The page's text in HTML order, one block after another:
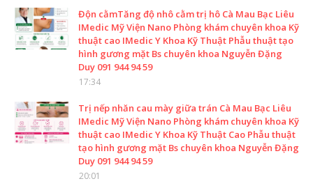
Độn cằmTăng độ nhô cằm trị hô Cà Mau Bạc Liêu
IMedic Mỹ Viện Nano Phòng khám chuyên khoa Kỹ
thuật cao IMedic Y Khoa Kỹ Thuật Phẫu thuật tạo
hình gương mặt Bs chuyên khoa Nguyễn Đặng
Duy 091 944 94 59
17:34
Trị nếp nhăn cau mày giữa trán Cà Mau Bạc Liêu
IMedic Mỹ Viện Nano Phòng khám chuyên khoa Kỹ
thuật cao IMedic Y Khoa Kỹ Thuật Cao Phẫu thuật
tạo hình gương mặt Bs chuyên khoa Nguyễn Đặng
Duy 091 944 94 59
20:01